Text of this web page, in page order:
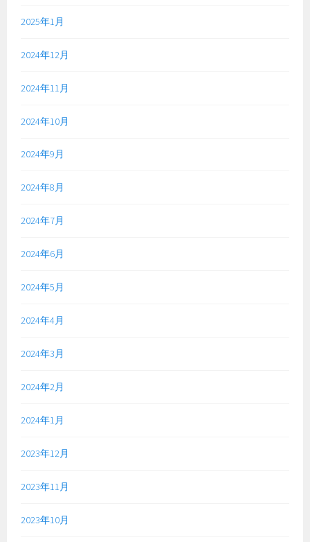
2025年1月
2024年12月
2024年11月
2024年10月
2024年9月
2024年8月
2024年7月
2024年6月
2024年5月
2024年4月
2024年3月
2024年2月
2024年1月
2023年12月
2023年11月
2023年10月